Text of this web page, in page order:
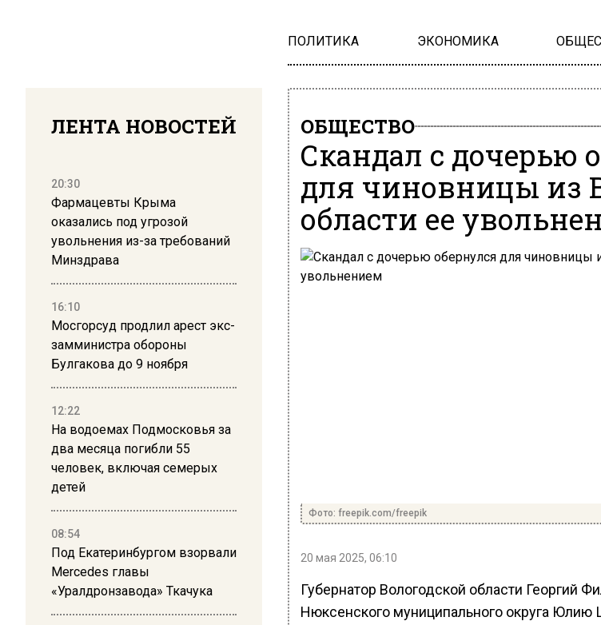
ПОЛИТИКА ЭКОНОМИКА
ЛЕНТА НОВОСТЕЙ
20:30
Фармацевты Крыма
оказались под угрозой
увольнения из-за требований
Минздрава
16:10
Мосгорсуд продлил арест экс-
замминистра обороны
Булгакова до 9 ноября
12:22
На водоемах Подмосковья за
два месяца погибли 55
человек, включая семерых
детей
08:54
Под Екатеринбургом взорвали
Mercedes главы
«Уралдронзавода» Ткачука
ОБЩЕСТВО
Скандал с дочерью
для чиновницы из
области ее
Фото: freepik.com/freepik
20 мая 2025, 06:10
Губернатор Вологодской области Георгий
Нюксенского муниципального округа Юлию